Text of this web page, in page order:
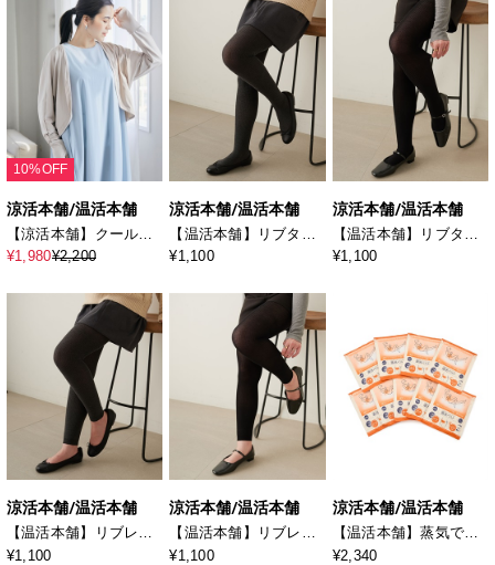
10%OFF
涼活本舗/温活本舗
【涼活本舗】クールボ
レロ
¥1,980¥2,200
涼活本舗/温活本舗
【温活本舗】リブタイ
ツ
¥1,100
涼活本舗/温活本舗
【温活本舗】リブタイ
ツ
¥1,100
涼活本舗/温活本舗
【温活本舗】リブレギ
ンス
¥1,100
涼活本舗/温活本舗
【温活本舗】リブレギ
ンス
¥1,100
涼活本舗/温活本舗
【温活本舗】蒸気であ
ったか温活ベルト 9枚
¥2,340